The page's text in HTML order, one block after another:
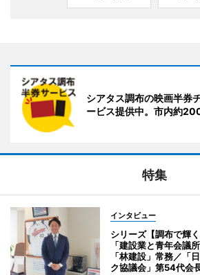
シアタス調布の映画半券
ービス提供中。市内約
特集
インタビュー
シリーズ【調布で輝
「建設業と青年会議
「林建設」常務／「
ク協議会」第54代